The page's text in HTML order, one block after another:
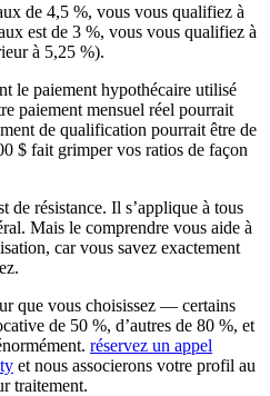
de 4,5 %, vous vous qualifiez à
est de 3 %, vous vous qualifiez à
à 5,25 %).
le paiement hypothécaire utilisé
paiement mensuel réel pourrait
de qualification pourrait être de
$ fait grimper vos ratios de façon
de résistance. Il s’applique à tous
Mais le comprendre vous aide à
car vous savez exactement
que vous choisissez — certains
de 50 %, d’autres de 80 %, et
réservez un appel
et nous associerons votre profil au
traitement.